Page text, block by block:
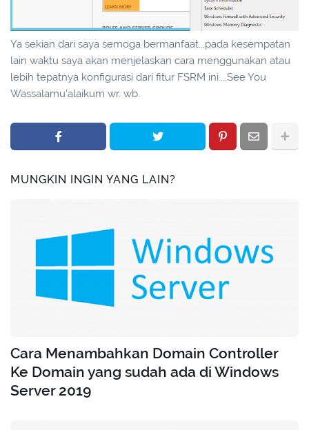
Ya sekian dari saya semoga bermanfaat..,pada kesempatan
lain waktu saya akan menjelaskan cara menggunakan atau
lebih tepatnya konfigurasi dari fitur FSRM ini...,See You
Wassalamu'alaikum wr. wb.
MUNGKIN INGIN YANG LAIN?
Cara Menambahkan Domain Controller
Ke Domain yang sudah ada di Windows
Server 2019